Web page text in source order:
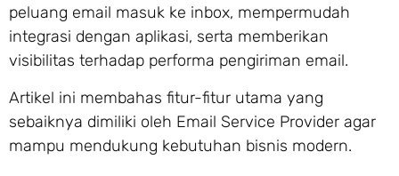
peluang email masuk ke inbox, mempermudah
integrasi dengan aplikasi, serta memberikan
visibilitas terhadap performa pengiriman email.
Artikel ini membahas fitur-fitur utama yang
sebaiknya dimiliki oleh Email Service Provider agar
mampu mendukung kebutuhan bisnis modern.